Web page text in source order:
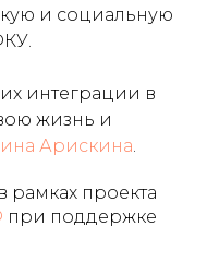
и социальную
интеграции в
жизнь и
Арискина.
рамках проекта
при поддержке